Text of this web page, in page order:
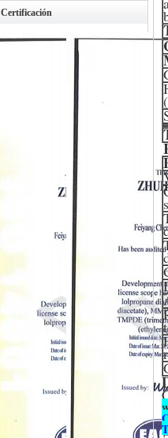
Certificación